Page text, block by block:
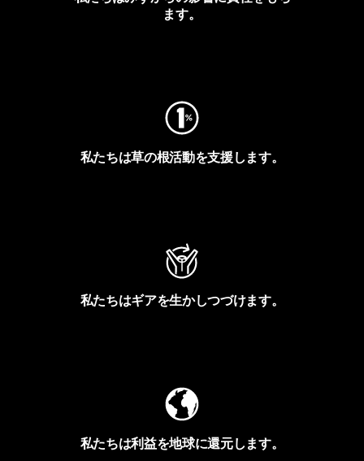
ます。
私たちは草の根活動を支援します。
私たちはギアを生かしつづけます。
私たちは利益を地球に還元します。